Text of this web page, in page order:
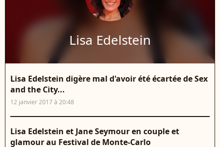
Lisa Edelstein
Lisa Edelstein digère mal d'avoir été écartée de Sex
and the City...
12 janvier 2017 à 20:48
Lisa Edelstein et Jane Seymour en couple et
glamour au Festival de Monte-Carlo